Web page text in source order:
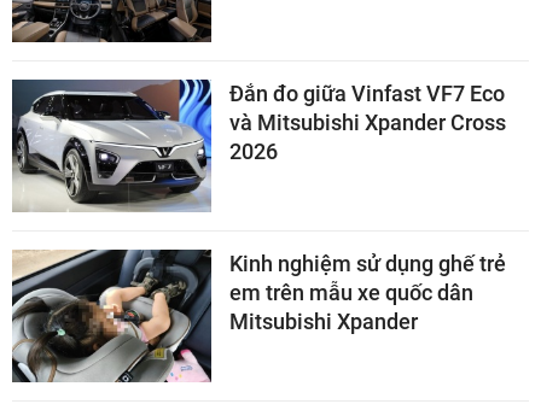
Đắn đo giữa Vinfast VF7 Eco
và Mitsubishi Xpander Cross
2026
Kinh nghiệm sử dụng ghế trẻ
em trên mẫu xe quốc dân
Mitsubishi Xpander